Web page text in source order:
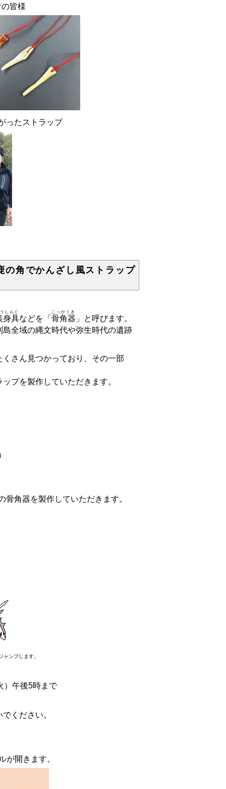
皆様
たストラップ
の角でかんざし風ストラップ
身具
しんぐ
などを「 骨角器
こっかくき
」と呼びます。
島全域の縄文時代や弥生時代の遺跡
さん見つかっており、その一部
プを製作していただきます。
角器を製作していただきます。
ンプします。
）午後5時まで
ください。
が開きます。